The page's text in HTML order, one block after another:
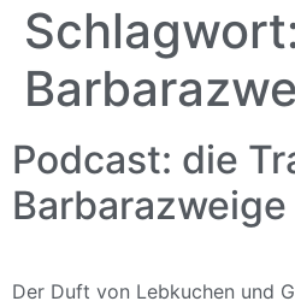
Podcast: die
Barbarazweige
Der Duft von Lebkuchen und